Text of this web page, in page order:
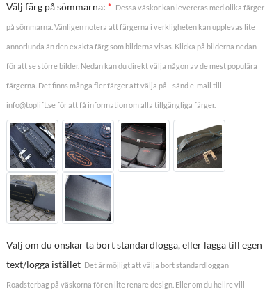
Välj färg på sömmarna: * Dessa väskor kan levereras med olika färger
på sömmarna. Vänligen notera att färgerna i verkligheten kan upplevas lite
annorlunda än den exakta färg som bilderna visas. Klicka på bilderna nedan
för att se större bilder. Nedan kan du direkt välja någon av de mest populära
färgerna. Det finns många fler färger att välja på - sänd e-mail till
info@toplift.se för att få information om alla tillgängliga färger.
Välj om du önskar ta bort standardlogga, eller lägga till egen
text/logga istället Det är möjligt att välja bort standardloggan
Roadsterbag på väskorna för en lite renare design. Eller om du hellre vill